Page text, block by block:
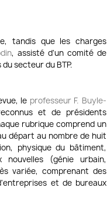
tandis que les charges
, assisté d'un comité de
secteur du BTP.
le professeur F. Buyle-
et de présidents
rubrique comprend un
départ au nombre de huit
physique du bâtiment,
(génie urbain,
variée, comprenant des
et de bureaux